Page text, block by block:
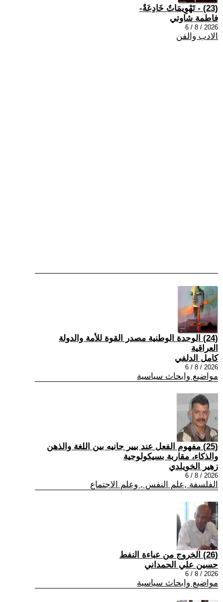
(23) - تَهْوِيمَاتٌ خَادِعَةٌ-
فاطمة شاوتي
2026 / 8 / 6
الادب والفن
(24) الوحدة الوطنية مصدر القوة للأمة والدولة
العراقية
كامل الدلفي
2026 / 8 / 6
مواضيع وابحاث سياسية
(25) مفهوم الفعل عند بيير جانيه بين اللغة والذهن
والذكاء، مقاربة بسيكولوجية
زهير الخويلدي
2026 / 8 / 6
الفلسفة ,علم النفس , وعلم الاجتماع
(26) الخروج من عباءة النفط
حسين علي الحمداني
2026 / 8 / 6
مواضيع وابحاث سياسية